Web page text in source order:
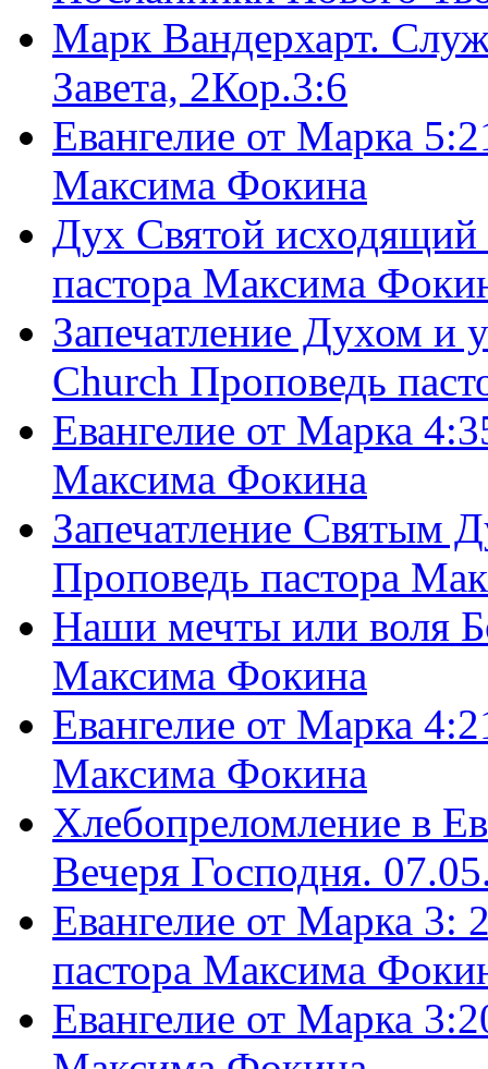
Марк Вандерхарт.
Завета, 2Кор.3:6
Евангелие от Марка
Максима Фокина
Дух Святой
пастора Максима
Запечатление Духом и
Church Проповедь
Евангелие от Марка
Максима Фокина
Запечатление Святым
Проповедь пастора
Наши мечты или воля
Максима Фокина
Евангелие от Марка
Максима Фокина
Хлебопреломление в
Вечеря Господня.
Евангелие от Марка 3:
пастора Максима
Евангелие от Марка